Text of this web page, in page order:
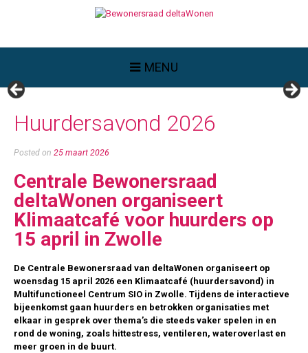
MENU
Huurdersavond 2026
Posted on 25 maart 2026
Centrale Bewonersraad
deltaWonen organiseert
Klimaatcafé voor huurders op
15 april in Zwolle
De Centrale Bewonersraad van deltaWonen organiseert op
woensdag 15 april 2026 een Klimaatcafé (huurdersavond) in
Multifunctioneel Centrum SIO in Zwolle. Tijdens de interactieve
bijeenkomst gaan huurders en betrokken organisaties met
elkaar in gesprek over thema’s die steeds vaker spelen in en
rond de woning, zoals hittestress, ventileren, wateroverlast en
meer groen in de buurt.